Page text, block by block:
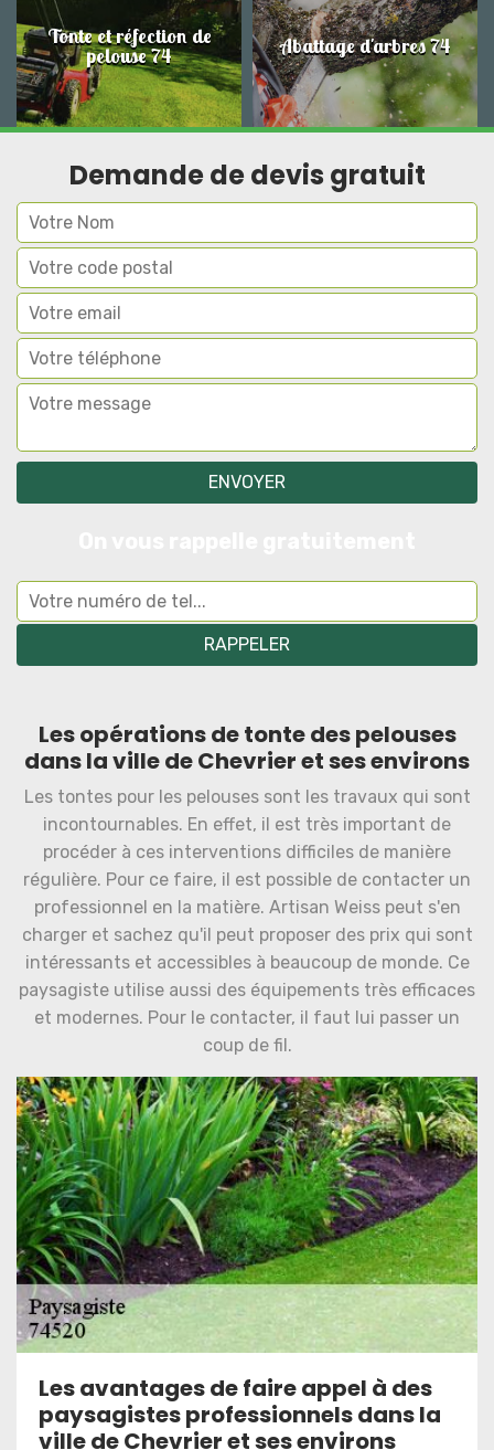
Tonte et réfection de
pelouse 74 Abattage d'arbres 74
Demande de devis gratuit
Les opérations de tonte des pelouses
dans la ville de Chevrier et ses environs
Les tontes pour les pelouses sont les travaux qui sont
incontournables. En effet, il est très important de
procéder à ces interventions difficiles de manière
régulière. Pour ce faire, il est possible de contacter un
professionnel en la matière. Artisan Weiss peut s'en
charger et sachez qu'il peut proposer des prix qui sont
intéressants et accessibles à beaucoup de monde. Ce
paysagiste utilise aussi des équipements très efficaces
et modernes. Pour le contacter, il faut lui passer un
coup de fil.
Les avantages de faire appel à des
paysagistes professionnels dans la
ville de Chevrier et ses environs